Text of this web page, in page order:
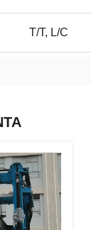
T/T, L/C